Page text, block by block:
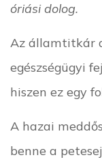
óriási dolog.
Az államtitkár
egészségügyi
hiszen ez egy
A hazai
benne a